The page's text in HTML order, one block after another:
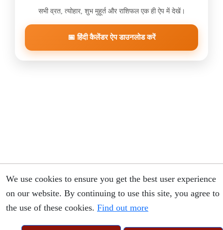
सभी व्रत, त्योहार, शुभ मुहूर्त और राशिफल एक ही ऐप में देखें।
📅 हिंदी कैलेंडर ऐप डाउनलोड करें
We use cookies to ensure you get the best user experience
on our website. By continuing to use this site, you agree to
the use of these cookies. Find out more